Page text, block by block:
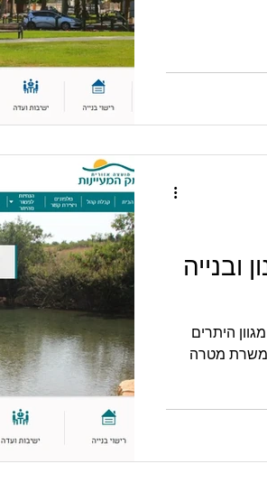
ובנייה
לאשר מגוון היתרים
משרת מטרה